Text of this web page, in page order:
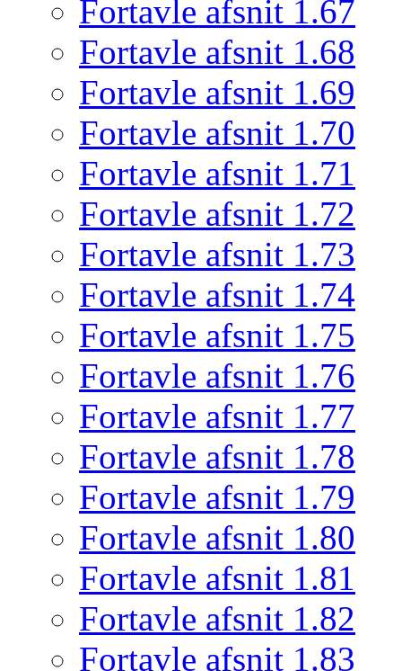
Fortavle afsnit 1.67
Fortavle afsnit 1.68
Fortavle afsnit 1.69
Fortavle afsnit 1.70
Fortavle afsnit 1.71
Fortavle afsnit 1.72
Fortavle afsnit 1.73
Fortavle afsnit 1.74
Fortavle afsnit 1.75
Fortavle afsnit 1.76
Fortavle afsnit 1.77
Fortavle afsnit 1.78
Fortavle afsnit 1.79
Fortavle afsnit 1.80
Fortavle afsnit 1.81
Fortavle afsnit 1.82
Fortavle afsnit 1.83